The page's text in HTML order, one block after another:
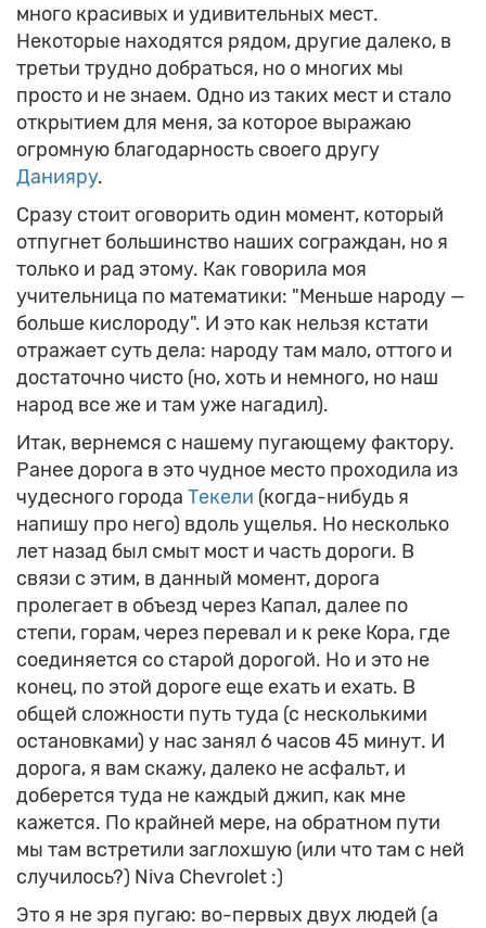
много красивых и удивительных мест.
Некоторые находятся рядом, другие далеко, в
третьи трудно добраться, но о многих мы
просто и не знаем. Одно из таких мест и стало
открытием для меня, за которое выражаю
огромную благодарность своего другу
Данияру.
Сразу стоит оговорить один момент, который
отпугнет большинство наших сограждан, но я
только и рад этому. Как говорила моя
учительница по математики: "Меньше народу —
больше кислороду". И это как нельзя кстати
отражает суть дела: народу там мало, оттого и
достаточно чисто (но, хоть и немного, но наш
народ все же и там уже нагадил).
Итак, вернемся с нашему пугающему фактору.
Ранее дорога в это чудное место проходила из
чудесного города Текели (когда-нибудь я
напишу про него) вдоль ущелья. Но несколько
лет назад был смыт мост и часть дороги. В
связи с этим, в данный момент, дорога
пролегает в объезд через Капал, далее по
степи, горам, через перевал и к реке Кора, где
соединяется со старой дорогой. Но и это не
конец, по этой дороге еще ехать и ехать. В
общей сложности путь туда (с несколькими
остановками) у нас занял 6 часов 45 минут. И
дорога, я вам скажу, далеко не асфальт, и
доберется туда не каждый джип, как мне
кажется. По крайней мере, на обратном пути
мы там встретили заглохшую (или что там с ней
случилось?) Niva Chevrolet :)
Это я не зря пугаю: во-первых двух людей (а